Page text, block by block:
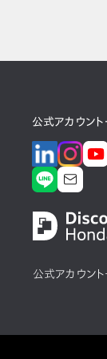
公式アカウント
公式アカウン